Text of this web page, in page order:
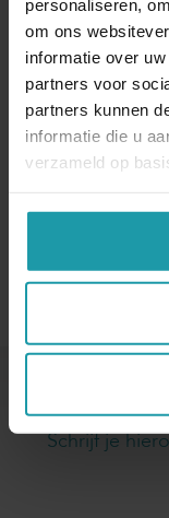
personaliseren,
om ons
informatie over
partners voor
partners kunnen
informatie die u
verzameld op
aangenomen
door de Eerste
invoering is
gaat het
2017 in.
Gepubliceerd
Interessant?
Blijf op de
Schrijf je